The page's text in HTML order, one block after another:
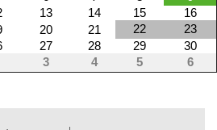
13 14 15
16
20 21 22
23
27 28 29
30
3 4 5 6